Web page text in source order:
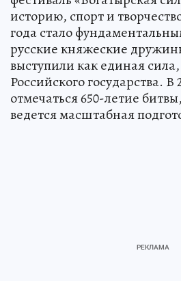
историю, спорт и
года стало
русские княжеские
выступили как единая
Российского государства. В
отмечаться 650-летие
ведется масштабная